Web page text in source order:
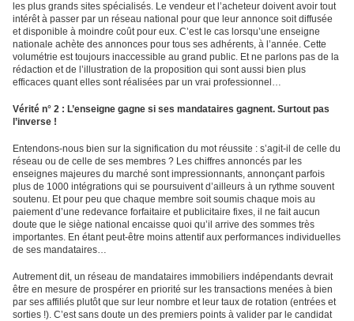
les plus grands sites spécialisés. Le vendeur et l’acheteur doivent avoir tout
intérêt à passer par un réseau national pour que leur annonce soit diffusée
et disponible à moindre coût pour eux. C’est le cas lorsqu’une enseigne
nationale achète des annonces pour tous ses adhérents, à l’année. Cette
volumétrie est toujours inaccessible au grand public. Et ne parlons pas de la
rédaction et de l’illustration de la proposition qui sont aussi bien plus
efficaces quant elles sont réalisées par un vrai professionnel…
Vérité n° 2 : L’enseigne gagne si ses mandataires gagnent. Surtout pas
l’inverse !
Entendons-nous bien sur la signification du mot réussite : s’agit-il de celle du
réseau ou de celle de ses membres ? Les chiffres annoncés par les
enseignes majeures du marché sont impressionnants, annonçant parfois
plus de 1000 intégrations qui se poursuivent d’ailleurs à un rythme souvent
soutenu. Et pour peu que chaque membre soit soumis chaque mois au
paiement d’une redevance forfaitaire et publicitaire fixes, il ne fait aucun
doute que le siège national encaisse quoi qu’il arrive des sommes très
importantes. En étant peut-être moins attentif aux performances individuelles
de ses mandataires…
Autrement dit, un réseau de mandataires immobiliers indépendants devrait
être en mesure de prospérer en priorité sur les transactions menées à bien
par ses affiliés plutôt que sur leur nombre et leur taux de rotation (entrées et
sorties !). C’est sans doute un des premiers points à valider par le candidat